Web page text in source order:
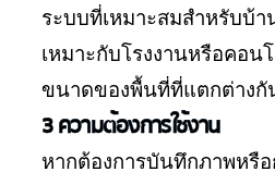
ระบบที่เหมาะสมสำหรับบ้า
เหมาะกับโรงงานหรือคอน
ขนาดของพื้นที่ที่แตกต่างกั
3 ความต้องการใช้งาน
หากต้องการบันทึกภาพหรือ